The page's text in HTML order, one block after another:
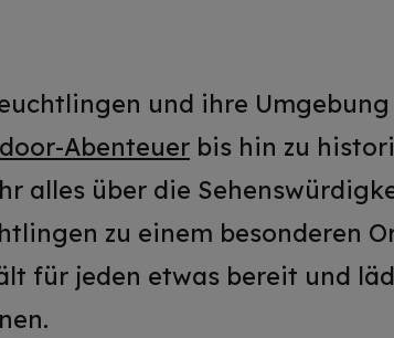
und ihre Umgebung
Abenteuer bis hin zu
alles über die
zu einem besonderen
für jeden etwas bereit und